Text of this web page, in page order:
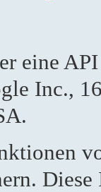
eine
Inc.,